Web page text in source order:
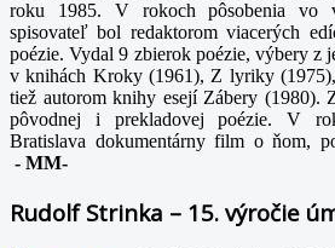
roku 1985. V rokoch pôsobenia vo
spisovateľ bol redaktorom viacerých
poézie. Vydal 9 zbierok poézie, výbery z
v knihách Kroky (1961), Z lyriky
tiež autorom knihy esejí Zábery (1980).
pôvodnej i prekladovej poézie. V
Bratislava dokumentárny film o ňom,
- MM-
Rudolf Strinka – 15. výročie